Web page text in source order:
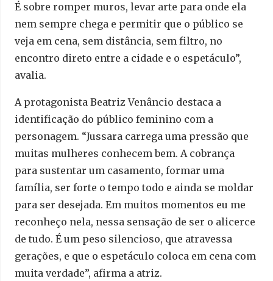
É sobre romper muros, levar arte para onde ela
nem sempre chega e permitir que o público se
veja em cena, sem distância, sem filtro, no
encontro direto entre a cidade e o espetáculo”,
avalia.
A protagonista Beatriz Venâncio destaca a
identificação do público feminino com a
personagem. “Jussara carrega uma pressão que
muitas mulheres conhecem bem. A cobrança
para sustentar um casamento, formar uma
família, ser forte o tempo todo e ainda se moldar
para ser desejada. Em muitos momentos eu me
reconheço nela, nessa sensação de ser o alicerce
de tudo. É um peso silencioso, que atravessa
gerações, e que o espetáculo coloca em cena com
muita verdade”, afirma a atriz.